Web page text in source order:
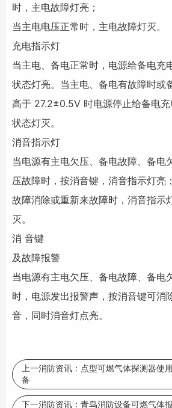
时，主电故障灯亮；
当主电电压正常时，主电故障灯灭。
充电指示灯
当主电、备电正常时，电源给备电充
状态灯亮。当主电、备电有故障时或
高于 27.2±0.5V 时电源停止给备电
状态灯灭。
消音指示灯
当电源有主电欠压、备电故障、备电
压故障时，按消音键，消音指示灯亮；
故障消除或重新来故障时，消音指示
灭。
消 音键
及故障报警
当电源有主电欠压、备电故障、备电
时，电源发出报警声，按消音键可消
音，同时消音灯点亮。
上一消防资讯： 点型可燃气体探测器使
备
下一消防资讯： 青鸟消防设备可燃气体